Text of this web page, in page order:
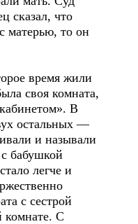
сказал, что
матерью, то он
время жили
своя комната,
В
остальных —
и называли
бабушкой
легче и
с сестрой
комнате. С